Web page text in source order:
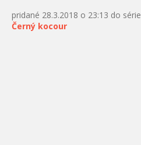
pridané 28.3.2018 o 23:13 do série
Černý kocour